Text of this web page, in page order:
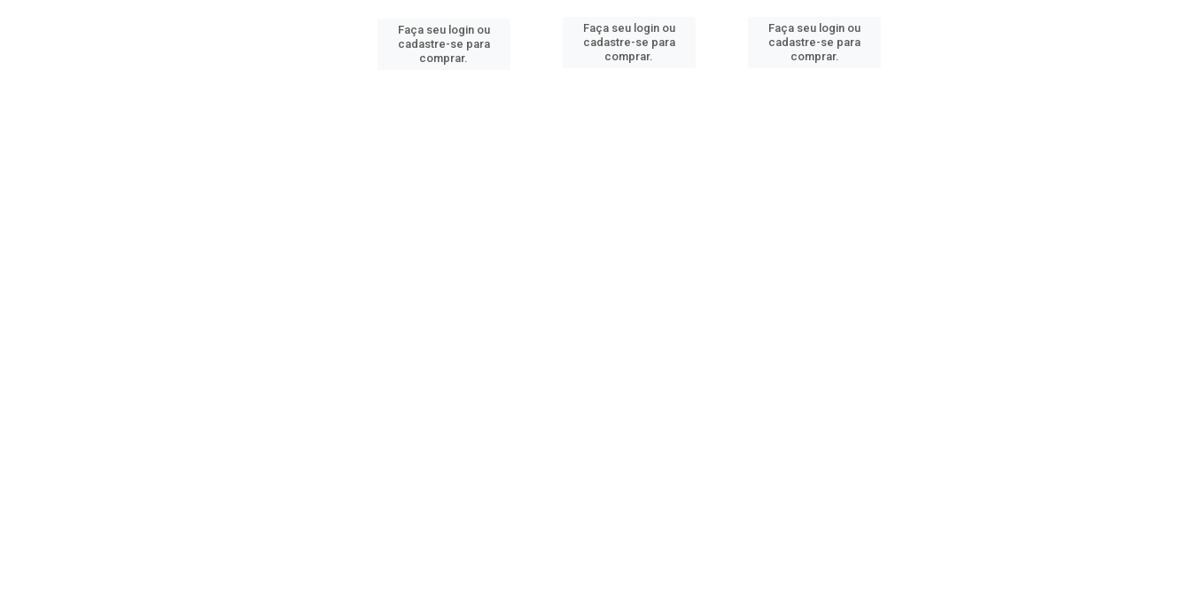
Faça seu login ou
cadastre-se para
comprar.
Faça seu login ou
cadastre-se para
comprar.
Faça seu login ou
cadastre-se para
comprar.